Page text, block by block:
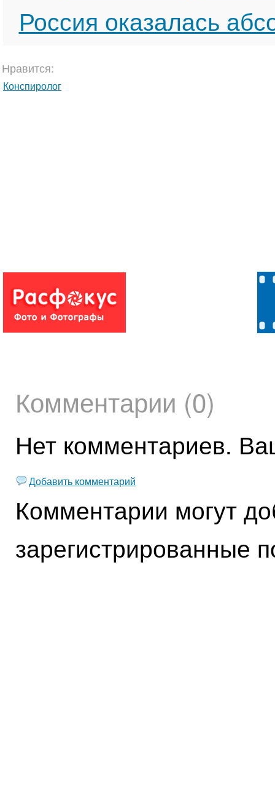
Россия оказалась
Нравится:
Конспиролог
Комментарии (0)
Нет комментариев.
Добавить комментарий
Комментарии могут
зарегистрированные